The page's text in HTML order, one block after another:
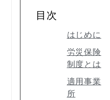
目次
はじめに
労災保険
制度とは
適用事業
所